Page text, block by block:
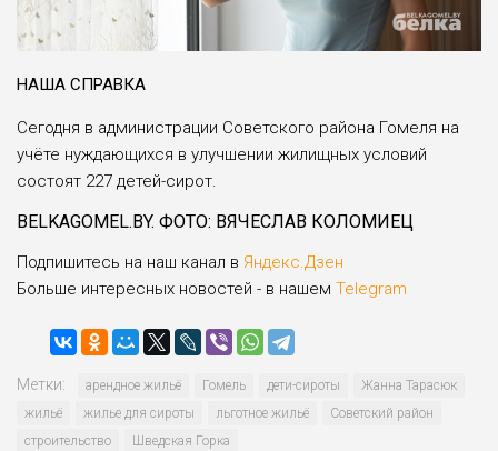
НАША СПРАВКА
Сегодня в администрации Советского района Гомеля на
учёте нуждающихся в улучшении жилищных условий
состо­ят 227 детей-сирот.
BELKAGOMEL.BY. ФОТО: ВЯЧЕСЛАВ КОЛОМИЕЦ
Подпишитесь на наш канал в Яндекс.Дзен
Больше интересных новостей - в нашем Telegram
Метки: арендное жильё Гомель дети-сироты
Жанна Тарасюк
жильё
жилье для сироты льготное жильё
Совет­ский район
строительство
Шведская Горка